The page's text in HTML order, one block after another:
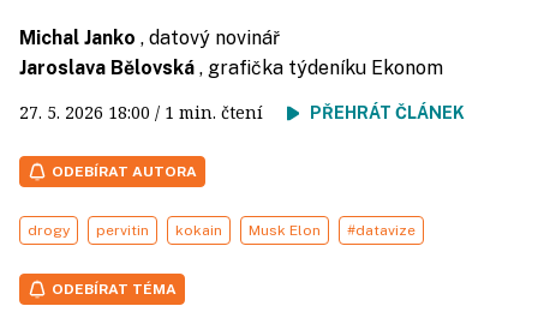
Michal Janko , datový novinář
Jaroslava Bělovská , grafička týdeníku Ekonom
27. 5. 2026 18:00 / 1 min. čtení PŘEHRÁT ČLÁNEK
ODEBÍRAT AUTORA
drogy pervitin kokain Musk Elon #datavize
ODEBÍRAT TÉMA